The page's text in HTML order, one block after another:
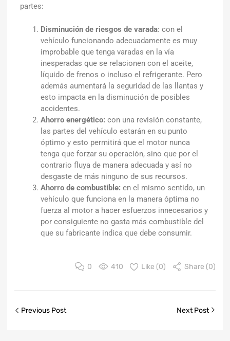
partes:
Disminución de riesgos de varada: con el
vehículo funcionando adecuadamente es muy
improbable que tenga varadas en la vía
inesperadas que se relacionen con el aceite,
líquido de frenos o incluso el refrigerante. Pero
además aumentará la seguridad de las llantas y
esto impacta en la disminución de posibles
accidentes.
Ahorro energético: con una revisión constante,
las partes del vehículo estarán en su punto
óptimo y esto permitirá que el motor nunca
tenga que forzar su operación, sino que por el
contrario fluya de manera adecuada y así no
desgaste de más ninguno de sus recursos.
Ahorro de combustible: en el mismo sentido, un
vehículo que funciona en la manera óptima no
fuerza al motor a hacer esfuerzos innecesarios y
por consiguiente no gasta más combustible del
que su fabricante indica que debe consumir.
0 410 Like (0) Share (0)
Previous Post Next Post